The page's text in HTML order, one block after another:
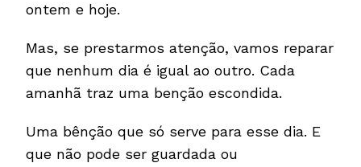
ontem e hoje.
Mas, se prestarmos atenção, vamos reparar
que nenhum dia é igual ao outro. Cada
amanhã traz uma benção escondida.
Uma bênção que só serve para esse dia. E
que não pode ser guardada ou